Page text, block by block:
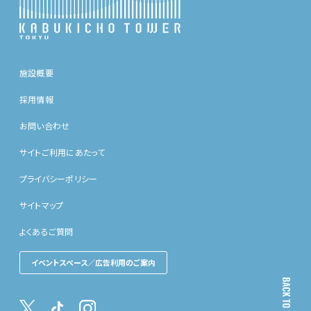
施設概要
採用情報
お問い合わせ
サイトご利用にあたって
プライバシーポリシー
サイトマップ
よくあるご質問
イベントスペース／広告利用のご案内